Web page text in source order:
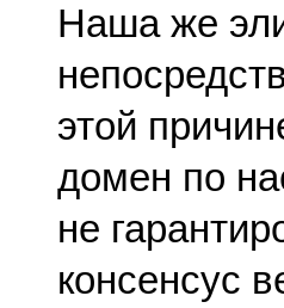
Наша же
этой
домен по
не
консенсус